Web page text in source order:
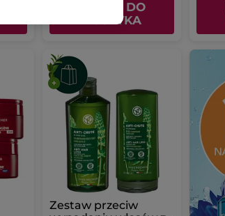
DODAJ DO
KOSZYKA
Zestaw przeciw